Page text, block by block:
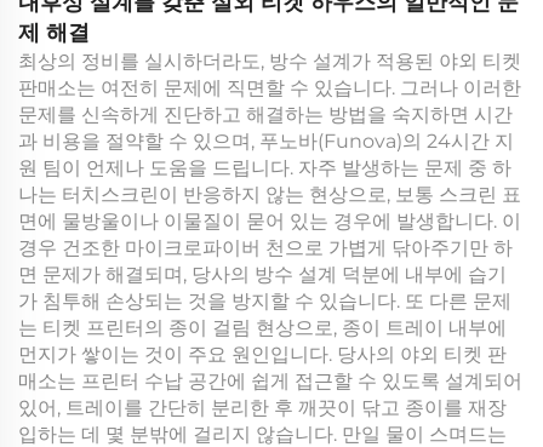
제 해결
최상의 정비를 실시하더라도, 방수 설계가 적용된 야외 티켓
판매소는 여전히 문제에 직면할 수 있습니다. 그러나 이러한
문제를 신속하게 진단하고 해결하는 방법을 숙지하면 시간
과 비용을 절약할 수 있으며, 푸노바(Funova)의 24시간 지
원 팀이 언제나 도움을 드립니다. 자주 발생하는 문제 중 하
나는 터치스크린이 반응하지 않는 현상으로, 보통 스크린 표
면에 물방울이나 이물질이 묻어 있는 경우에 발생합니다. 이
경우 건조한 마이크로파이버 천으로 가볍게 닦아주기만 하
면 문제가 해결되며, 당사의 방수 설계 덕분에 내부에 습기
가 침투해 손상되는 것을 방지할 수 있습니다. 또 다른 문제
는 티켓 프린터의 종이 걸림 현상으로, 종이 트레이 내부에
먼지가 쌓이는 것이 주요 원인입니다. 당사의 야외 티켓 판
매소는 프린터 수납 공간에 쉽게 접근할 수 있도록 설계되어
있어, 트레이를 간단히 분리한 후 깨끗이 닦고 종이를 재장
입하는 데 몇 분밖에 걸리지 않습니다. 만일 물이 스며드는